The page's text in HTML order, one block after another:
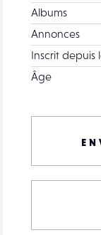
Albums
Annonces
Inscrit depuis
Âge